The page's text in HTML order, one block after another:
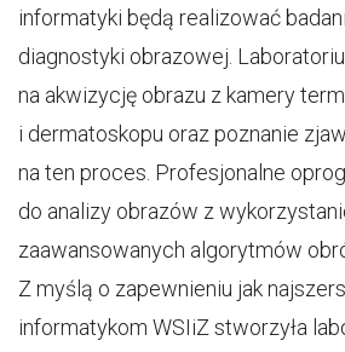
informatyki będą realizować
diagnostyki obrazowej.
na akwizycję obrazu z kamery
i dermatoskopu oraz poznanie
na ten proces. Profesjonalne
do analizy obrazów z
zaawansowanych algorytmów
Z myślą o zapewnieniu jak
informatykom WSIiZ stworzyła